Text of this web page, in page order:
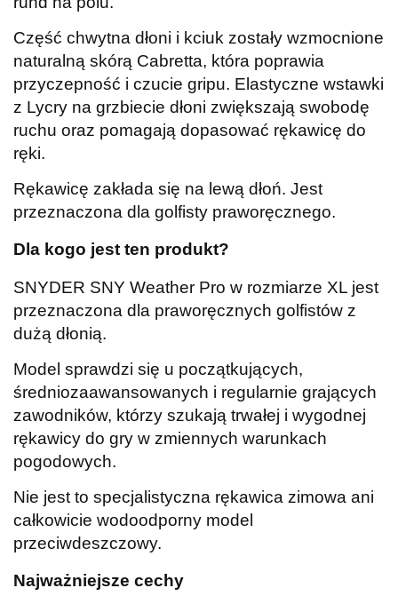
Część chwytna dłoni i kciuk zostały wzmocnione
naturalną skórą Cabretta, która poprawia
przyczepność i czucie gripu. Elastyczne wstawki
z Lycry na grzbiecie dłoni zwiększają swobodę
ruchu oraz pomagają dopasować rękawicę do
ręki.
Rękawicę zakłada się na lewą dłoń. Jest
przeznaczona dla golfisty praworęcznego.
Dla kogo jest ten produkt?
SNYDER SNY Weather Pro w rozmiarze XL jest
przeznaczona dla praworęcznych golfistów z
dużą dłonią.
Model sprawdzi się u początkujących,
średniozaawansowanych i regularnie grających
zawodników, którzy szukają trwałej i wygodnej
rękawicy do gry w zmiennych warunkach
pogodowych.
Nie jest to specjalistyczna rękawica zimowa ani
całkowicie wodoodporny model
przeciwdeszczowy.
Najważniejsze cechy